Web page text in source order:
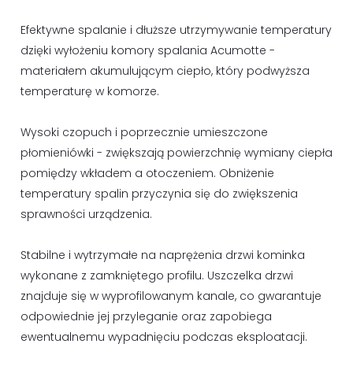
Efektywne spalanie i dłuższe utrzymywanie temperatury
dzięki wyłożeniu komory spalania Acumotte -
materiałem akumulującym ciepło, który podwyższa
temperaturę w komorze.
Wysoki czopuch i poprzecznie umieszczone
płomieniówki - zwiększają powierzchnię wymiany ciepła
pomiędzy wkładem a otoczeniem. Obniżenie
temperatury spalin przyczynia się do zwiększenia
sprawności urządzenia.
Stabilne i wytrzymałe na naprężenia drzwi kominka
wykonane z zamkniętego profilu. Uszczelka drzwi
znajduje się w wyprofilowanym kanale, co gwarantuje
odpowiednie jej przyleganie oraz zapobiega
ewentualnemu wypadnięciu podczas eksploatacji.